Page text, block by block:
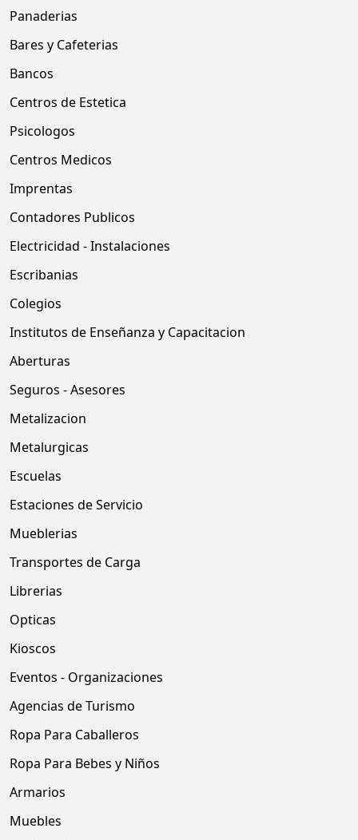
Panaderias
Bares y Cafeterias
Bancos
Centros de Estetica
Psicologos
Centros Medicos
Imprentas
Contadores Publicos
Electricidad - Instalaciones
Escribanias
Colegios
Institutos de Enseñanza y Capacitacion
Aberturas
Seguros - Asesores
Metalizacion
Metalurgicas
Escuelas
Estaciones de Servicio
Mueblerias
Transportes de Carga
Librerias
Opticas
Kioscos
Eventos - Organizaciones
Agencias de Turismo
Ropa Para Caballeros
Ropa Para Bebes y Niños
Armarios
Muebles